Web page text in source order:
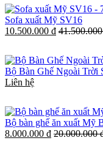
-
Sofa xuất Mỹ SV16
10.500.000 đ
Bộ Bàn Ghế Ngoài Trời
Liên hệ
Bộ bàn ghế ăn xuất Mỹ
8.000.000 đ 20.000.000